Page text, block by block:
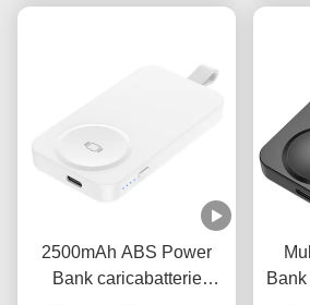
2500mAh ABS Power
Bank caricabatterie